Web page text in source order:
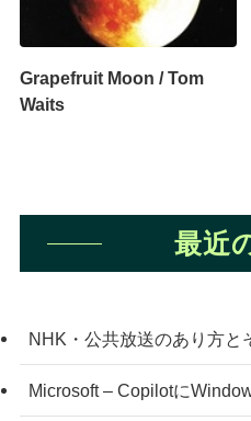
Grapefruit Moon / Tom
Waits
最近
NHK・公共放送のあり方と
Microsoft – Copilotに